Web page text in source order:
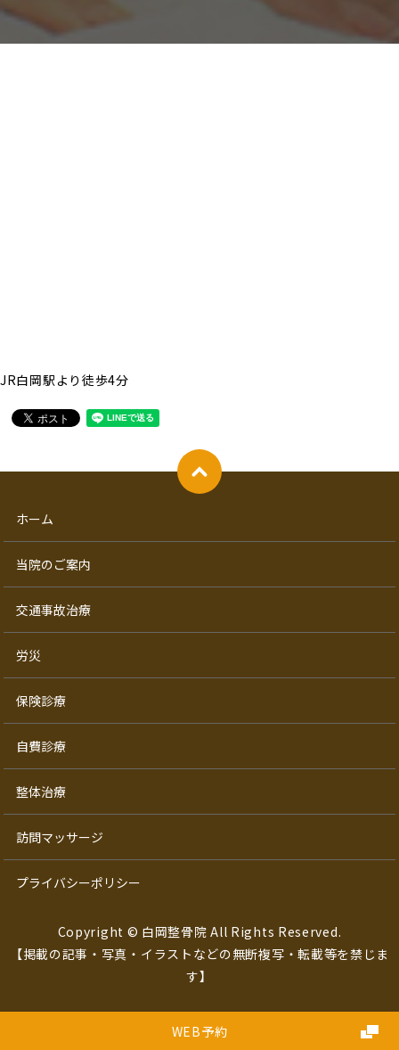
WEB予約
JR白岡駅より徒歩4分
ホーム
当院のご案内
交通事故治療
労災
保険診療
自費診療
整体治療
訪問マッサージ
プライバシーポリシー
Copyright © 白岡整骨院 All Rights Reserved.
【掲載の記事・写真・イラストなどの無断複写・転載等を禁じま
す】